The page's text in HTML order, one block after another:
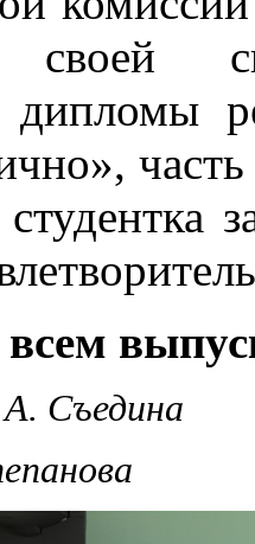
Съедина